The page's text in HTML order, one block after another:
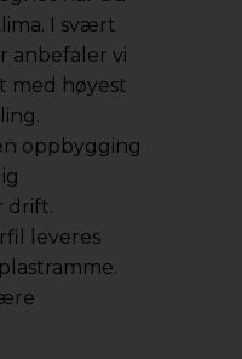
I svært
anbefaler vi
med høyest
oppbygging
drift.
leveres